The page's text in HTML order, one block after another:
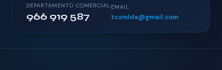
DEPARTAMENTO COMERCIAL
966 919 587
EMAIL
tcsmlda@gmail.com